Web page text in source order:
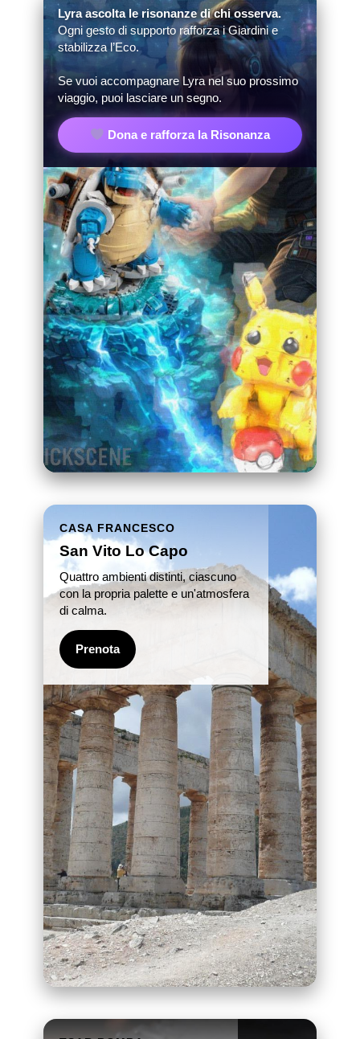
Lyra ascolta le risonanze di chi osserva.
Ogni gesto di supporto rafforza i Giardini e
stabilizza l’Eco.
Se vuoi accompagnare Lyra nel suo prossimo
viaggio, puoi lasciare un segno.
Dona e rafforza la Risonanza
CASA FRANCESCO
San Vito Lo Capo
Quattro ambienti distinti, ciascuno
con la propria palette e un'atmosfera
di calma.
Prenota